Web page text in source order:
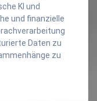
KI und
und finanzielle
Daten zu
zu